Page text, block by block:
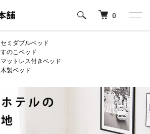
0
セミダブルベッド
すのこベッド
マットレス付きベッド
木製ベッド